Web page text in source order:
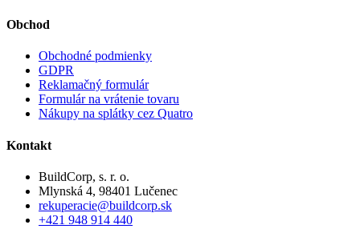
Obchod
Obchodné podmienky
GDPR
Reklamačný formulár
Formulár na vrátenie tovaru
Nákupy na splátky cez Quatro
Kontakt
BuildCorp, s. r. o.
Mlynská 4, 98401 Lučenec
rekuperacie@buildcorp.sk
+421 948 914 440